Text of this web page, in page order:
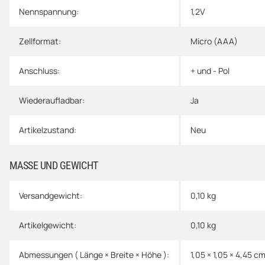
Nennspannung: 1,2V
Zellformat: Micro (AAA)
Anschluss: + und - Pol
Wiederaufladbar: Ja
Artikelzustand: Neu
MASSE UND GEWICHT
Versandgewicht: 0,10 kg
Artikelgewicht: 0,10 kg
Abmessungen ( Länge × Breite × Höhe ): 1,05 × 1,05 × 4,45 cm